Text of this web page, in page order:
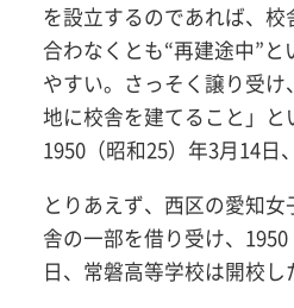
を設立するのであれば、
合わなくとも“再建途中”
やすい。さっそく譲り受
地に校舎を建てること」と
1950（昭和25）年3月14日
とりあえず、西区の愛知
舎の一部を借り受け、
日、常磐高等学校は開校し